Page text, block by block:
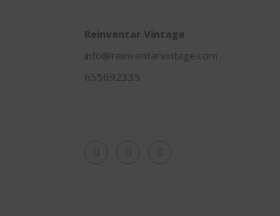
Reinventar Vintage
info@reinventarvintage.com
655692335